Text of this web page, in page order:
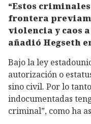
“Estos
frontera
violencia y caos
añadió Hegseth
Bajo la ley
autorización o
sino civil. Por lo
indocumentadas
criminal”, como ha